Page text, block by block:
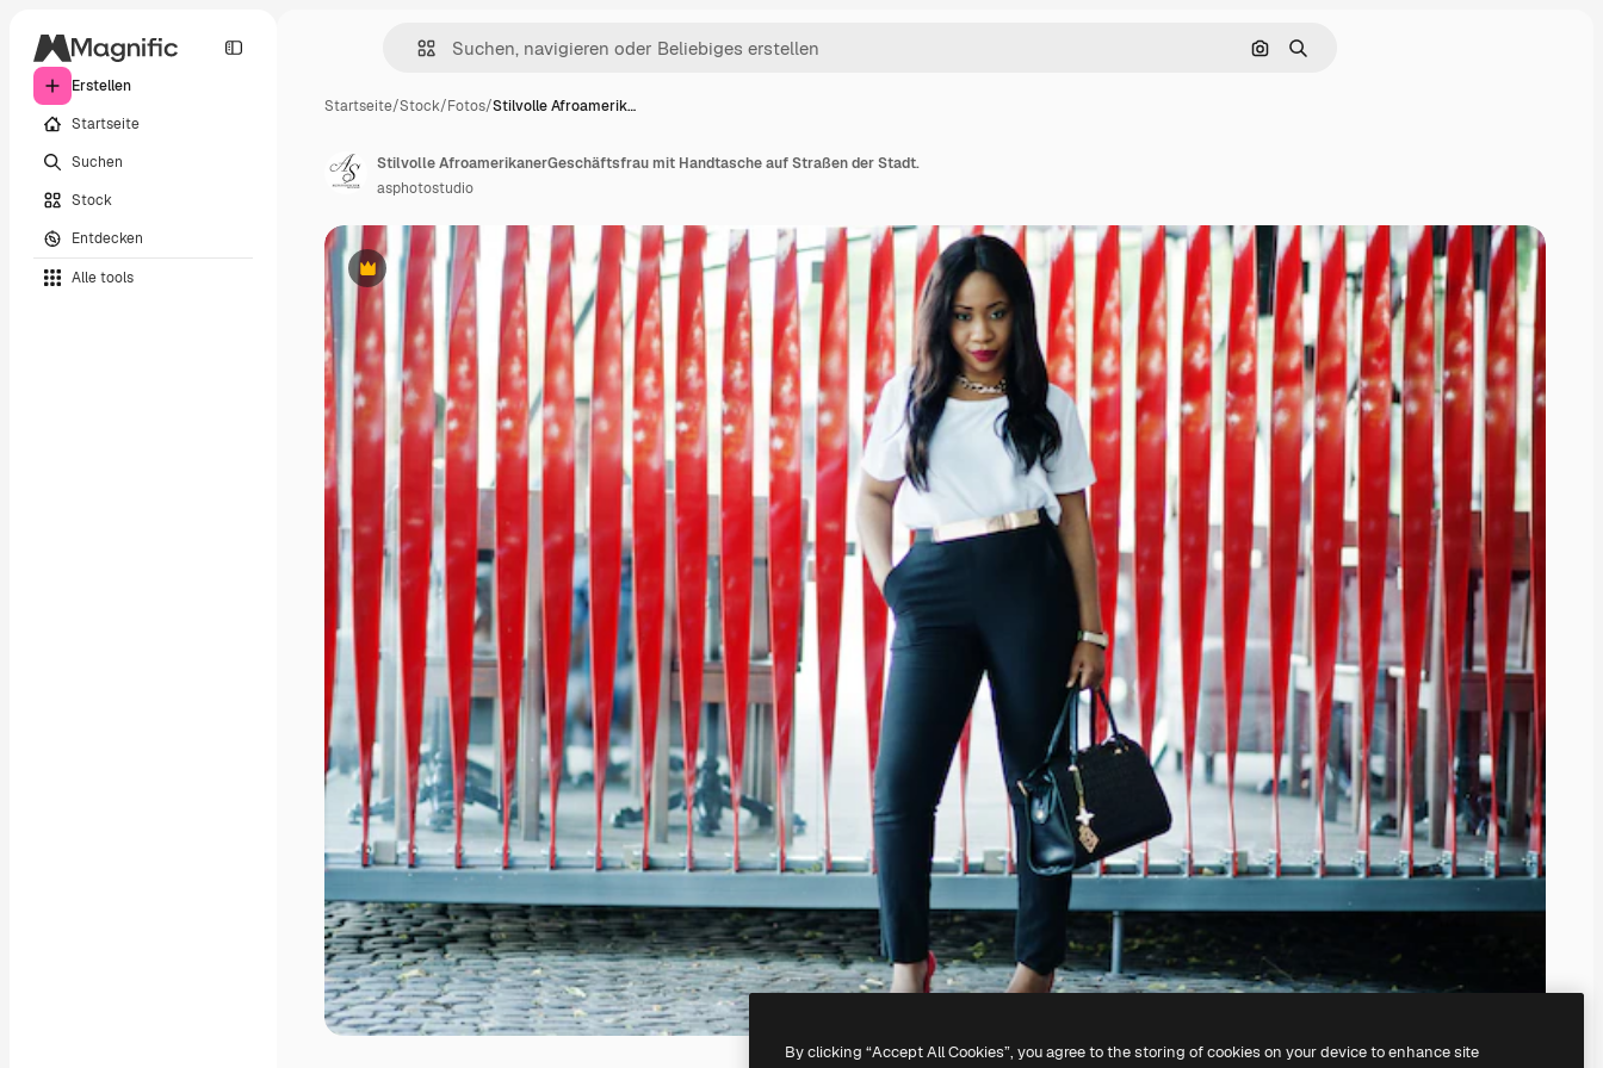
Erstellen
Startseite
Suchen
Stock
Entdecken
Alle tools
Nach Bild suchen
Suchen
Startseite/Stock/Fotos/Stilvolle Afroamerik…
Premium
Stilvolle AfroamerikanerGeschäftsfrau mit Handtasche auf Straßen der Stadt.
asphotostudio
By clicking “Accept All Cookies”, you agree to the storing of cookies on your device to enhance site